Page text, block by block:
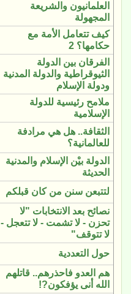
العلمانيون والشريعة
المجهولة
كيف تتعامل الأمة مع
حكامها؟ 2
الفرقان بين الدولة
الثيوقراطية والدولة المدنية
ودولة الإسلام
ملامح رئيسية للدولة
الإسلامية
الثقافة.. هل هي مرادفة
للعالمانية؟
الدولة بيْن الإسلام والمدنية
الحديثة
لتتبعن سنن من كان قبلكم
نصائح بعد الانتخابات "لا
تحزن - لا تشمت - لا تتعجل -
لا تتوقف"
حول التعددية
هم العدو فاحذرهم.. قاتلهم
الله أنى يؤفكون?!